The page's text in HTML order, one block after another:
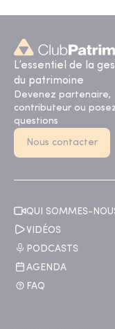
L’essentiel de la
du patrimoine
Devenez partenaire,
contributeur ou
questions
Nous contacter
QUI SOMMES-
VIDÉOS
PODCASTS
AGENDA
FAQ